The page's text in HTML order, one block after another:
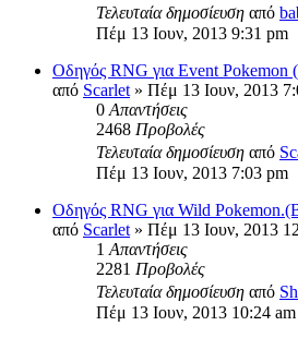
Τελευταία δημοσίευση από
Πέμ 13 Ιουν, 2013 9:31 pm
Οδηγός RNG για Event Pokemon
από Scarlet » Πέμ 13 Ιουν, 2013
0 Απαντήσεις
2468 Προβολές
Τελευταία δημοσίευση από
Πέμ 13 Ιουν, 2013 7:03 pm
Οδηγός RNG για Wild
από Scarlet » Πέμ 13 Ιουν, 2013
1 Απαντήσεις
2281 Προβολές
Τελευταία δημοσίευση από
Πέμ 13 Ιουν, 2013 10:24 am